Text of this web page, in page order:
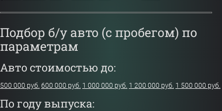
Подбор б/у авто (с пробегом) по
параметрам
Авто стоимостью до:
500 000 руб. 600 000 руб. 1 000 000 руб. 1 200 000 руб. 1 500 000 руб.
По году выпуска: